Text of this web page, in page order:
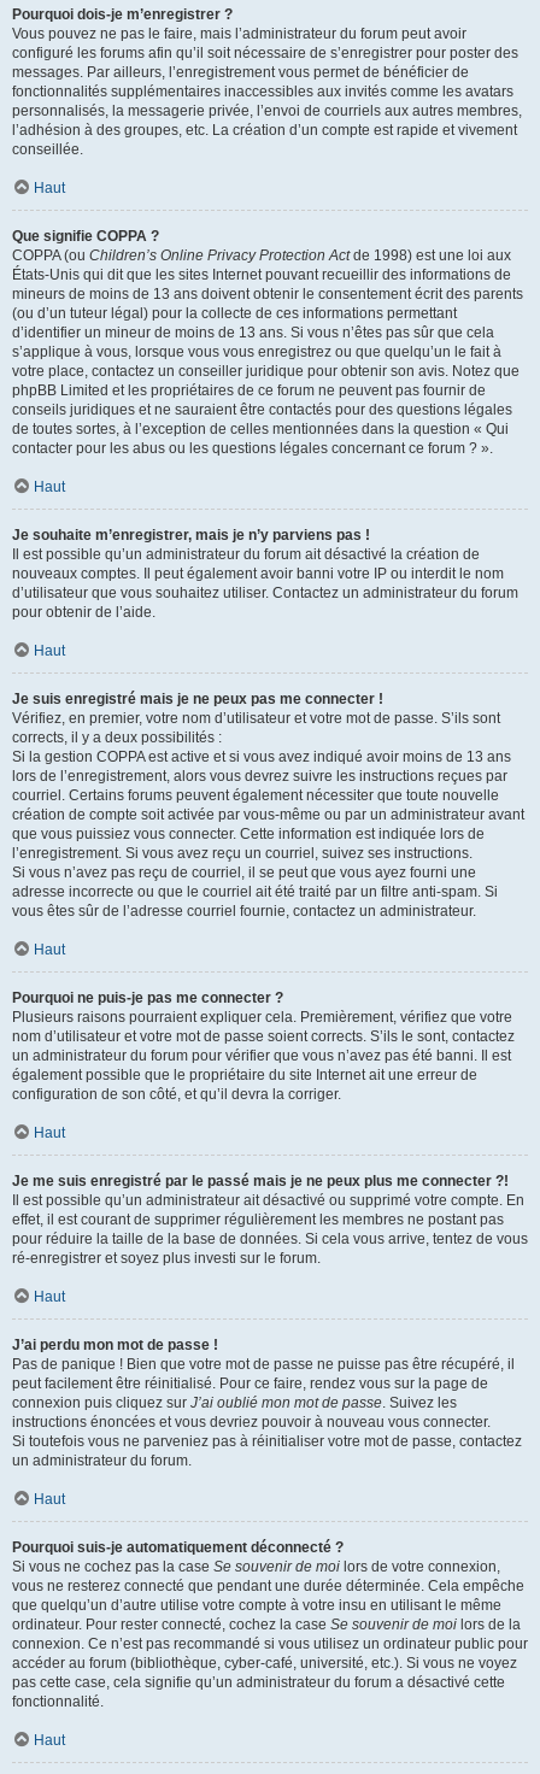
Pourquoi dois-je m’enregistrer ?
Vous pouvez ne pas le faire, mais l’administrateur du forum peut avoir
configuré les forums afin qu’il soit nécessaire de s’enregistrer pour poster des
messages. Par ailleurs, l’enregistrement vous permet de bénéficier de
fonctionnalités supplémentaires inaccessibles aux invités comme les avatars
personnalisés, la messagerie privée, l’envoi de courriels aux autres membres,
l’adhésion à des groupes, etc. La création d’un compte est rapide et vivement
conseillée.
Haut
Que signifie COPPA ?
COPPA (ou Children’s Online Privacy Protection Actde 1998) est une loi aux
États-Unis qui dit que les sites Internet pouvant recueillir des informations de
mineurs de moins de 13 ans doivent obtenir le consentement écrit des parents
(ou d’un tuteur légal) pour la collecte de ces informations permettant
d’identifier un mineur de moins de 13 ans. Si vous n’êtes pas sûr que cela
s’applique à vous, lorsque vous vous enregistrez ou que quelqu’un le fait à
votre place, contactez un conseiller juridique pour obtenir son avis. Notez que
phpBB Limited et les propriétaires de ce forum ne peuvent pas fournir de
conseils juridiques et ne sauraient être contactés pour des questions légales
de toutes sortes, à l’exception de celles mentionnées dans la question « Qui
contacter pour les abus ou les questions légales concernant ce forum ? ».
Haut
Je souhaite m’enregistrer, mais je n’y parviens pas !
Il est possible qu’un administrateur du forum ait désactivé la création de
nouveaux comptes. Il peut également avoir banni votre IP ou interdit le nom
d’utilisateur que vous souhaitez utiliser. Contactez un administrateur du forum
pour obtenir de l’aide.
Haut
Je suis enregistré mais je ne peux pas me connecter !
Vérifiez, en premier, votre nom d’utilisateur et votre mot de passe. S’ils sont
corrects, il y a deux possibilités :
Si la gestion COPPA est active et si vous avez indiqué avoir moins de 13 ans
lors de l’enregistrement, alors vous devrez suivre les instructions reçues par
courriel. Certains forums peuvent également nécessiter que toute nouvelle
création de compte soit activée par vous-même ou par un administrateur avant
que vous puissiez vous connecter. Cette information est indiquée lors de
l’enregistrement. Si vous avez reçu un courriel, suivez ses instructions.
Si vous n’avez pas reçu de courriel, il se peut que vous ayez fourni une
adresse incorrecte ou que le courriel ait été traité par un filtre anti-spam. Si
vous êtes sûr de l’adresse courriel fournie, contactez un administrateur.
Haut
Pourquoi ne puis-je pas me connecter ?
Plusieurs raisons pourraient expliquer cela. Premièrement, vérifiez que votre
nom d’utilisateur et votre mot de passe soient corrects. S’ils le sont, contactez
un administrateur du forum pour vérifier que vous n’avez pas été banni. Il est
également possible que le propriétaire du site Internet ait une erreur de
configuration de son côté, et qu’il devra la corriger.
Haut
Je me suis enregistré par le passé mais je ne peux plus me connecter ?!
Il est possible qu’un administrateur ait désactivé ou supprimé votre compte. En
effet, il est courant de supprimer régulièrement les membres ne postant pas
pour réduire la taille de la base de données. Si cela vous arrive, tentez de vous
ré-enregistrer et soyez plus investi sur le forum.
Haut
J’ai perdu mon mot de passe !
Pas de panique ! Bien que votre mot de passe ne puisse pas être récupéré, il
peut facilement être réinitialisé. Pour ce faire, rendez vous sur la page de
connexion puis cliquez sur J’ai oublié mon mot de passe. Suivez les
instructions énoncées et vous devriez pouvoir à nouveau vous connecter.
Si toutefois vous ne parveniez pas à réinitialiser votre mot de passe, contactez
un administrateur du forum.
Haut
Pourquoi suis-je automatiquement déconnecté ?
Si vous ne cochez pas la case Se souvenir de moi lors de votre connexion,
vous ne resterez connecté que pendant une durée déterminée. Cela empêche
que quelqu’un d’autre utilise votre compte à votre insu en utilisant le même
ordinateur. Pour rester connecté, cochez la case Se souvenir de moi lors de la
connexion. Ce n’est pas recommandé si vous utilisez un ordinateur public pour
accéder au forum (bibliothèque, cyber-café, université, etc.). Si vous ne voyez
pas cette case, cela signifie qu’un administrateur du forum a désactivé cette
fonctionnalité.
Haut